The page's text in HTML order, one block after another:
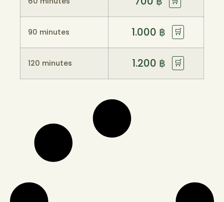
90 minutes 1.000 ฿ 🛒
120 minutes 1.200 ฿ 🛒